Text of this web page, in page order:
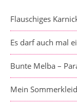
Flauschiges
Es darf auch mal
Bunte Melba –
Mein